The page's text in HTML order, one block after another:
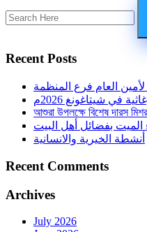
Recent Posts
العام فرع المنظمة
في شيتاغونغ 2026م
আশুরা উপলক্ষে বিশেষ দারস মিশর
الميت بفضائل أهل البيت
أنشطة الخيرية والانسانية
Recent Comments
Archives
July 2026